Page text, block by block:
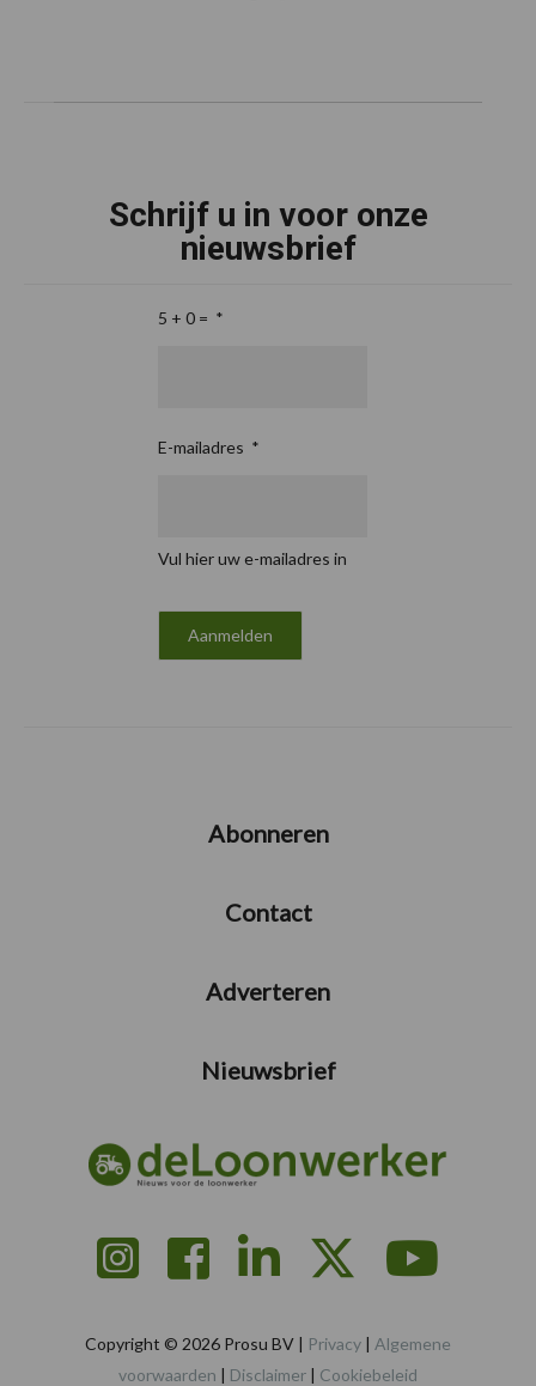
Schrijf u in voor onze
nieuwsbrief
5 + 0 = *
E-mailadres *
Vul hier uw e-mailadres in
Abonneren
Contact
Adverteren
Nieuwsbrief
Copyright © 2026 Prosu BV | Privacy | Algemene
voorwaarden | Disclaimer | Cookiebeleid